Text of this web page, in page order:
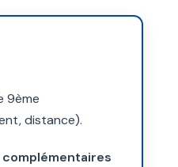
9ème
distance).